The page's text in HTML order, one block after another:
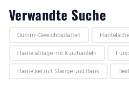
Verwandte Suche
Gummi-Gewichtsplatten
Hantelablage mit Kurzhanteln
Hantelset mit Stange und Bank